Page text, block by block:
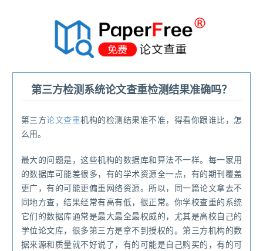
第三方检测系统论文查重检测结果准确吗？
第三方论文查重机构的检测结果准不准，得看你跟谁比，怎
么用。
最大的问题是，这些机构的数据库和算法不一样。每一家用
的数据库可能差很多，有的学术资源全一点，有的期刊覆盖
更广，有的可能更偏重网络资源。所以，同一篇论文拿去不
同地方查，结果经常有高有低，很正常。你学校查重的系统
它们的数据库通常是最大最全最权威的，尤其是高校自己的
学位论文库，很多第三方是拿不到授权的。第三方机构的数
据来源和质量就不好说了，有的可能是自己购买的，有的可